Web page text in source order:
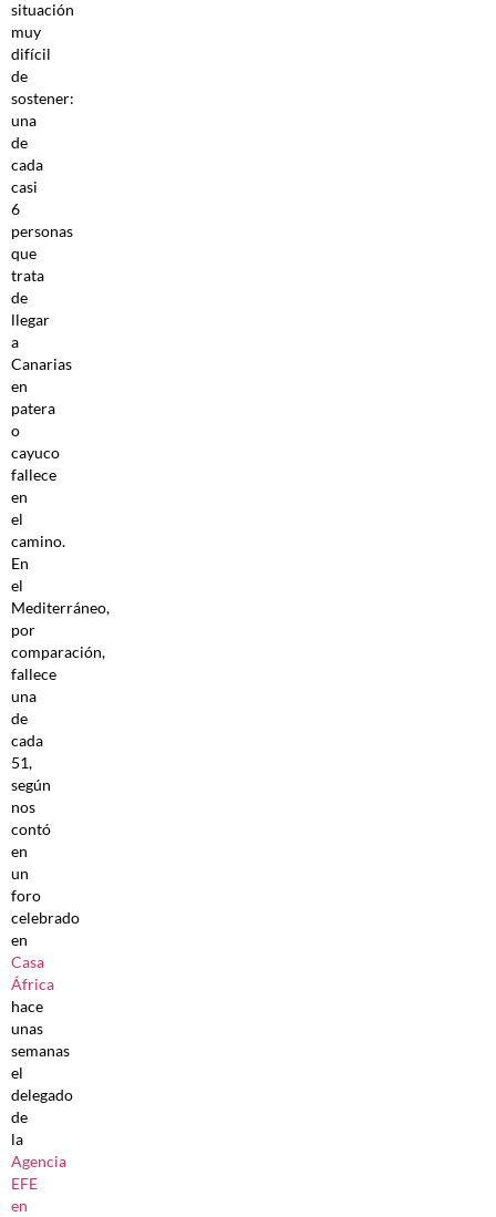
situación
muy
difícil
de
sostener:
una
de
cada
casi
6
personas
que
trata
de
llegar
a
Canarias
en
patera
o
cayuco
fallece
en
el
camino.
En
el
Mediterráneo,
por
comparación,
fallece
una
de
cada
51,
según
nos
contó
en
un
foro
celebrado
en
Casa
África
hace
unas
semanas
el
delegado
de
la
Agencia
EFE
en